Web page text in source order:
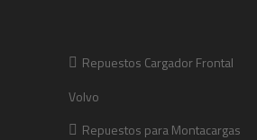
Repuestos Cargador Frontal
Volvo
Repuestos para Montacargas